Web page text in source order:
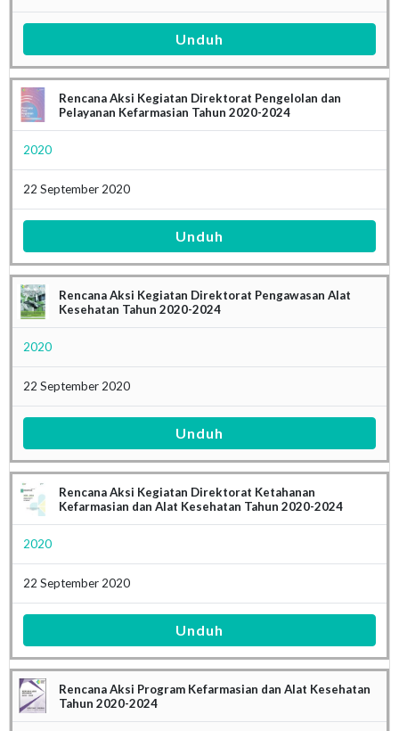
Unduh
Rencana Aksi Kegiatan Direktorat Pengelolan dan
Pelayanan Kefarmasian Tahun 2020-2024
2020
22 September 2020
Unduh
Rencana Aksi Kegiatan Direktorat Pengawasan Alat
Kesehatan Tahun 2020-2024
2020
22 September 2020
Unduh
Rencana Aksi Kegiatan Direktorat Ketahanan
Kefarmasian dan Alat Kesehatan Tahun 2020-2024
2020
22 September 2020
Unduh
Rencana Aksi Program Kefarmasian dan Alat Kesehatan
Tahun 2020-2024